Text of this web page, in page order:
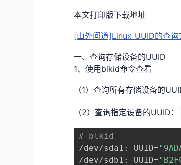
本文打印版下载地址
[山外问道]Linux_UUID的查
一、查询存储设备的UUID
1、使用blkid命令查看
（1）查询所有存储设备的
（2）查询指定设备的UUID：
# blkid
/dev/sda1: UUID=
/dev/sdb1: UUID=